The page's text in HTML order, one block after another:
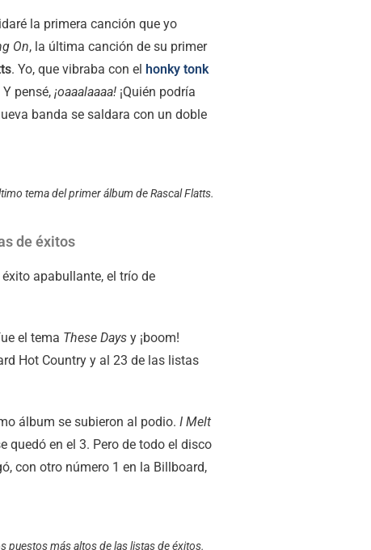
la primera canción que yo
On, la última canción de su primer
. Yo, que vibraba con el honky tonk
pensé, ¡oaaalaaaa! ¡Quién podría
banda se saldara con un doble
tema del primer álbum de Rascal Flatts.
de éxitos
apabullante, el trío de
el tema These Days y ¡boom!
Hot Country y al 23 de las listas
álbum se subieron al podio. I Melt
quedó en el 3. Pero de todo el disco
con otro número 1 en la Billboard,
puestos más altos de las listas de éxitos.